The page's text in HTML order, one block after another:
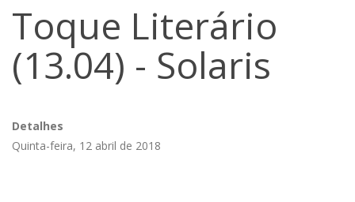
Toque Literário
(13.04) - Solaris
Detalhes
Quinta-feira, 12 abril de 2018